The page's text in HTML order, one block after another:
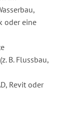
oder eine
B. Flussbau,
Revit oder